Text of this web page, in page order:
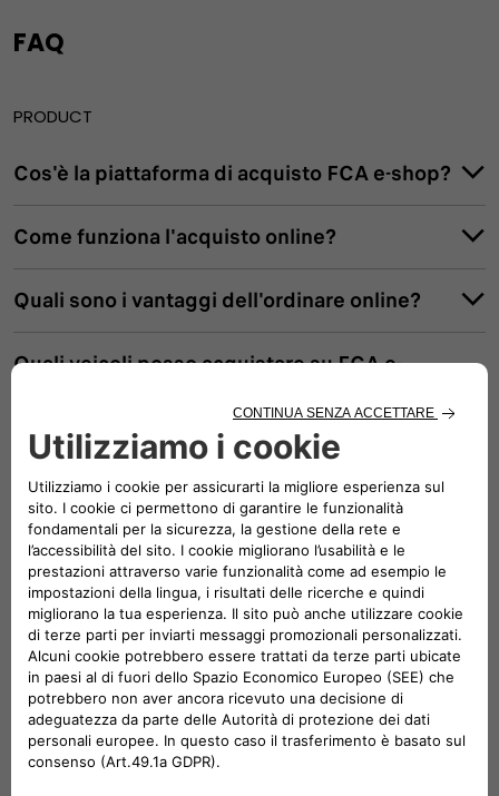
FAQ
PRODUCT
Cos'è la piattaforma di acquisto FCA e-shop?
Come funziona l'acquisto online?
Quali sono i vantaggi dell'ordinare online?
Quali veicoli posso acquistare su FCA e-
"Cosa significa 'veicolo pronto alla
consegna'?"
Di quali garanzie godono i veicoli?
REGISTRATION
Se ho trovato il veicolo che fa al caso mio,
come posso finalizzare l'acquisto?
Posso cancellare il mio account?